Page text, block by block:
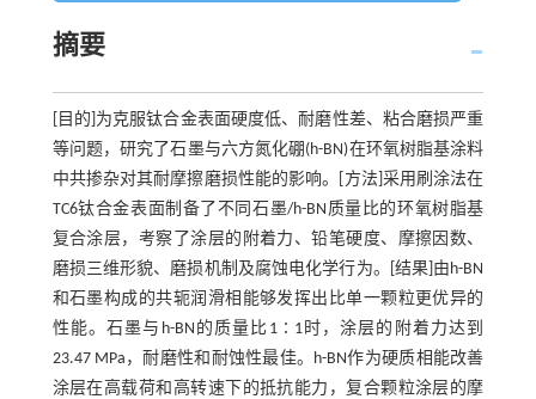
摘要
[目的]为克服钛合金表面硬度低、耐磨性差、粘合磨损严重
等问题，研究了石墨与六方氮化硼(h-BN)在环氧树脂基涂料
中共掺杂对其耐摩擦磨损性能的影响。[方法]采用刷涂法在
TC6钛合金表面制备了不同石墨/h-BN质量比的环氧树脂基
复合涂层，考察了涂层的附着力、铅笔硬度、摩擦因数、
磨损三维形貌、磨损机制及腐蚀电化学行为。[结果]由h-BN
和石墨构成的共轭润滑相能够发挥出比单一颗粒更优异的
性能。石墨与h-BN的质量比1∶1时，涂层的附着力达到
23.47 MPa，耐磨性和耐蚀性最佳。h-BN作为硬质相能改善
涂层在高载荷和高转速下的抵抗能力，复合颗粒涂层的摩